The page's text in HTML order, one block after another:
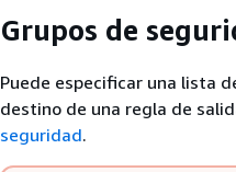
Grupos de
Puede especificar una lista
destino de una regla de
seguridad.